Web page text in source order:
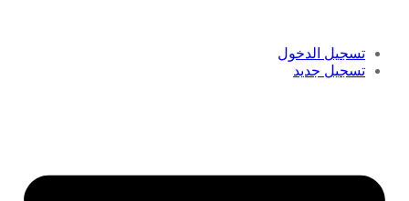
تسجيل الدخول
تسجيل جديد